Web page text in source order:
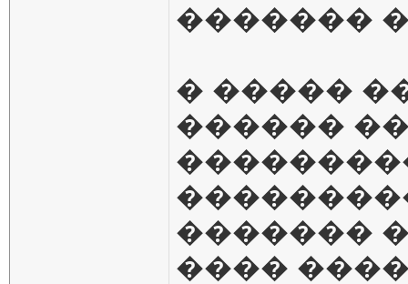
�������
� �����
������
�������
����